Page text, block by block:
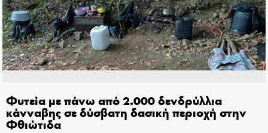
Φυτεία με πάνω από 2.000 δενδρύλλια
κάνναβης σε δύσβατη δασική περιοχή στην
Φθιώτιδα